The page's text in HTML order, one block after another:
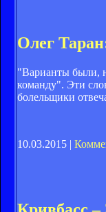
Олег
"Варианты были,
команду". Эти
болельщики
10.03.2015 |